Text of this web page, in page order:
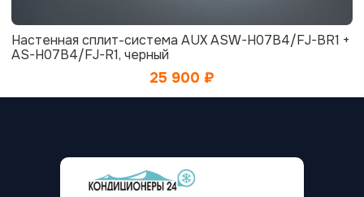
Настенная сплит-система AUX ASW-H07B4/FJ-BR1 +
AS-H07B4/FJ-R1, черный
25 900 ₽